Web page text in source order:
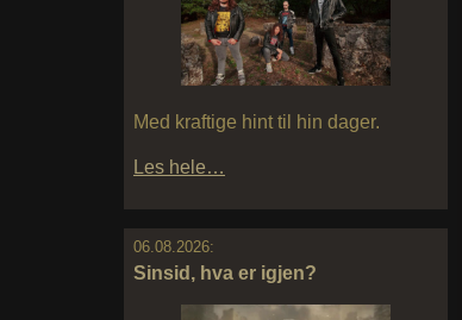
Med kraftige hint til hin dager.
Les hele…
06.08.2026:
Sinsid, hva er igjen?